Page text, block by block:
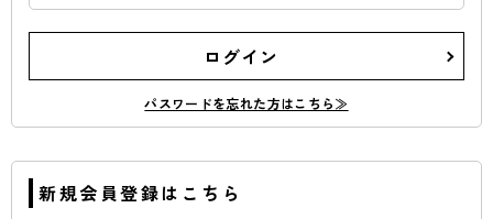
ログイン
パスワードを忘れた方はこちら≫
新規会員登録はこちら